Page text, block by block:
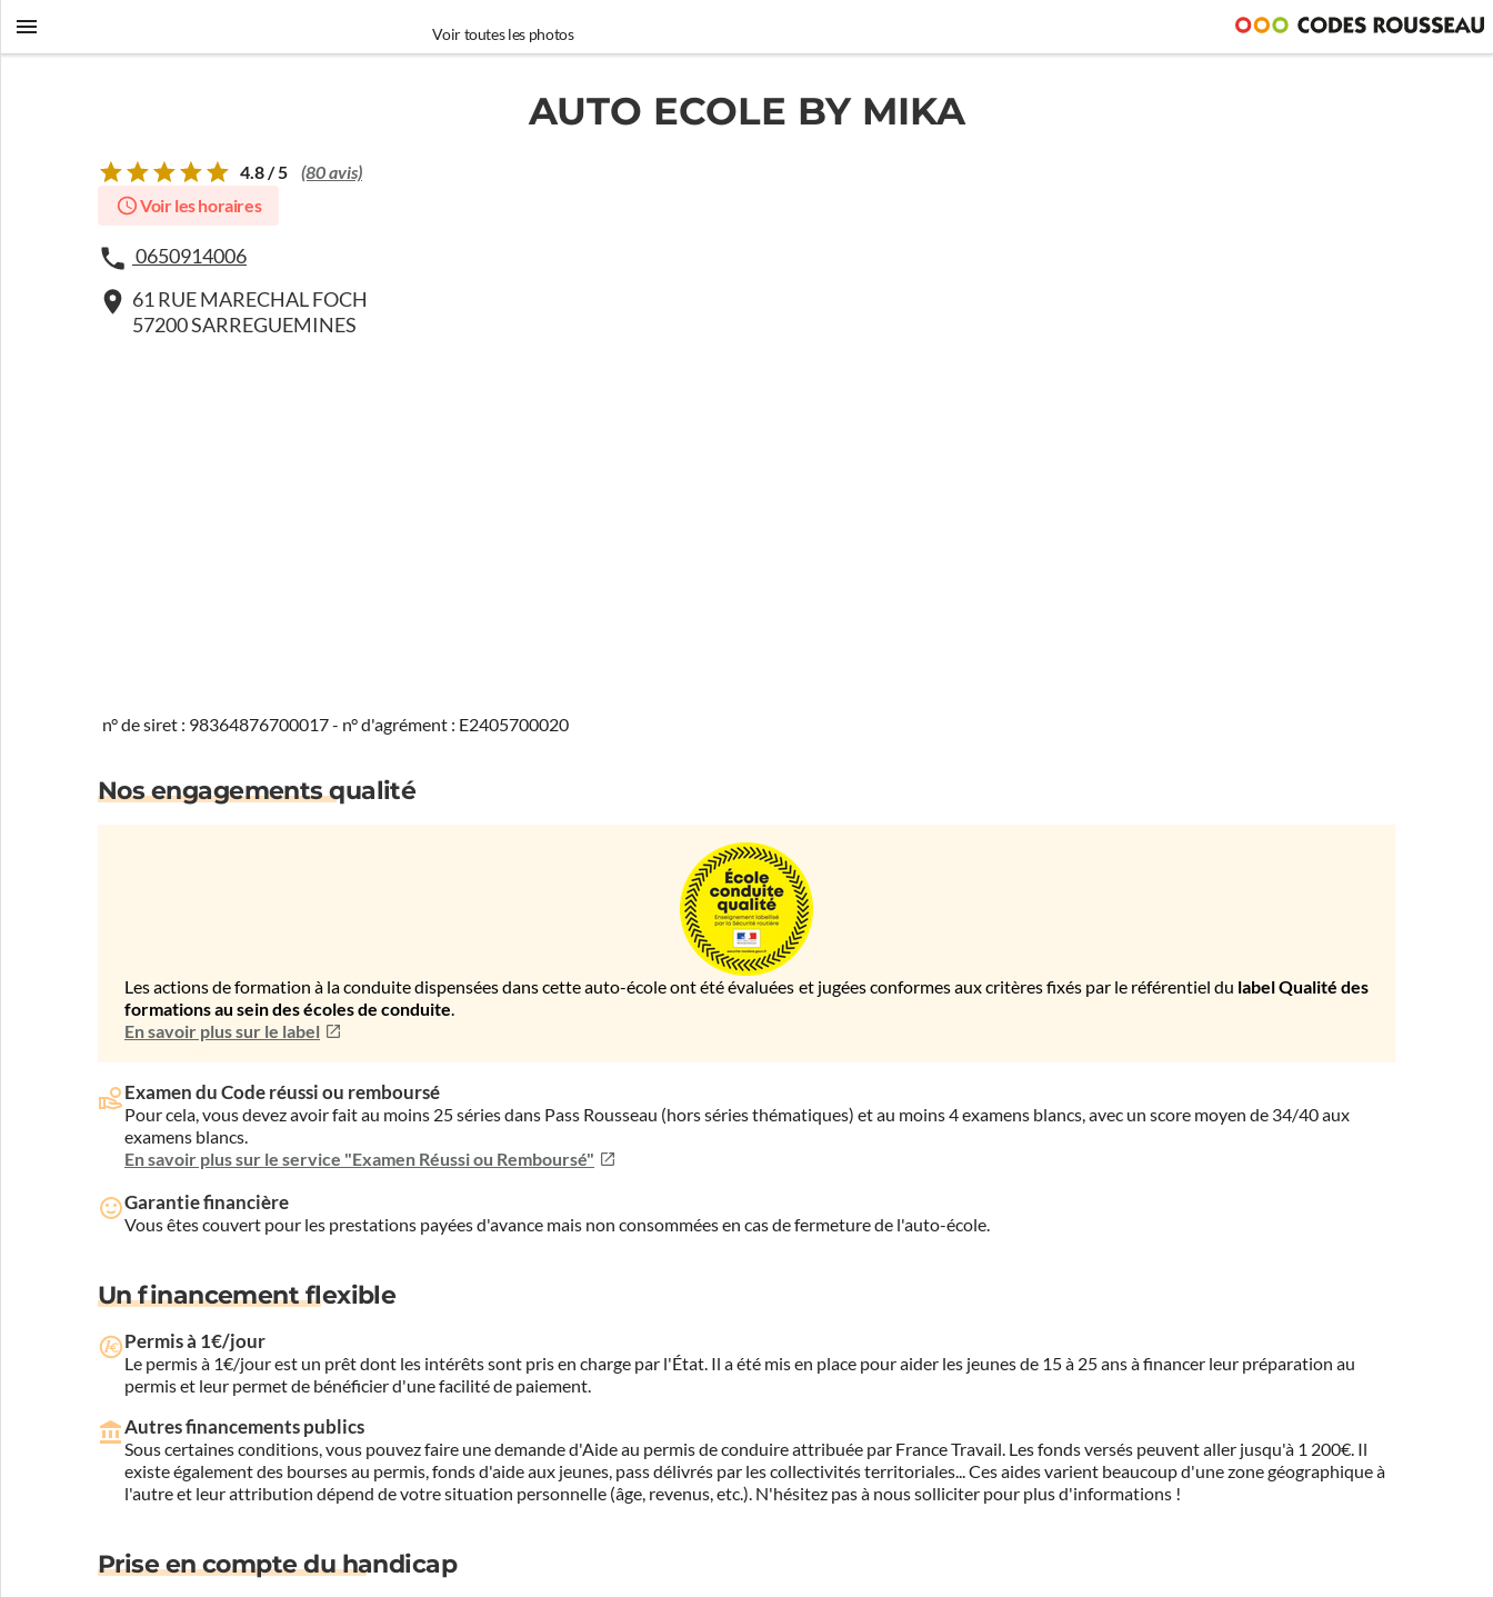
Voir toutes les photos
AUTO ECOLE BY MIKA
4.8 / 5 (80 avis)
Voir les horaires
0650914006
61 RUE MARECHAL FOCH
57200 SARREGUEMINES
n° de siret : 98364876700017 - n° d'agrément : E2405700020
Nos engagements qualité
Les actions de formation à la conduite dispensées dans cette auto-école ont été évaluées et jugées conformes aux critères fixés par le référentiel du label Qualité des
formations au sein des écoles de conduite.
En savoir plus sur le label
Examen du Code réussi ou remboursé
Pour cela, vous devez avoir fait au moins 25 séries dans Pass Rousseau (hors séries thématiques) et au moins 4 examens blancs, avec un score moyen de 34/40 aux
examens blancs.
En savoir plus sur le service "Examen Réussi ou Remboursé"
Garantie financière
Vous êtes couvert pour les prestations payées d'avance mais non consommées en cas de fermeture de l'auto-école.
Un financement flexible
Permis à 1€/jour
Le permis à 1€/jour est un prêt dont les intérêts sont pris en charge par l'État. Il a été mis en place pour aider les jeunes de 15 à 25 ans à financer leur préparation au
permis et leur permet de bénéficier d'une facilité de paiement.
Autres financements publics
Sous certaines conditions, vous pouvez faire une demande d'Aide au permis de conduire attribuée par France Travail. Les fonds versés peuvent aller jusqu'à 1 200€. Il
existe également des bourses au permis, fonds d'aide aux jeunes, pass délivrés par les collectivités territoriales... Ces aides varient beaucoup d'une zone géographique à
l'autre et leur attribution dépend de votre situation personnelle (âge, revenus, etc.). N'hésitez pas à nous solliciter pour plus d'informations !
Prise en compte du handicap